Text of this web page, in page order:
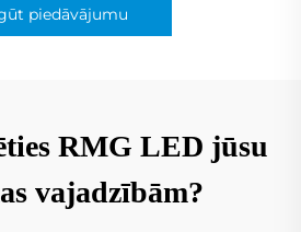
piedāvājumu
RMG LED jūsu
vajadzībām?